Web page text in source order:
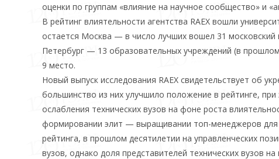
оценки по группам «влияние на научное сообщество» и
В рейтинг влиятельности агентства RAEX вошли
остается Москва — в число лучших вошел 31
Петербург — 13 образовательных учреждений (в
9 место.
Новый выпуск исследования RAEX свидетельствует об
большинство из них улучшило положение в рейтинге,
ослабления технических вузов на фоне роста
формировании элит — выращивании топ-менеджеров для
рейтинга, в прошлом десятилетии на управленческих
вузов, однако доля представителей технических вузов